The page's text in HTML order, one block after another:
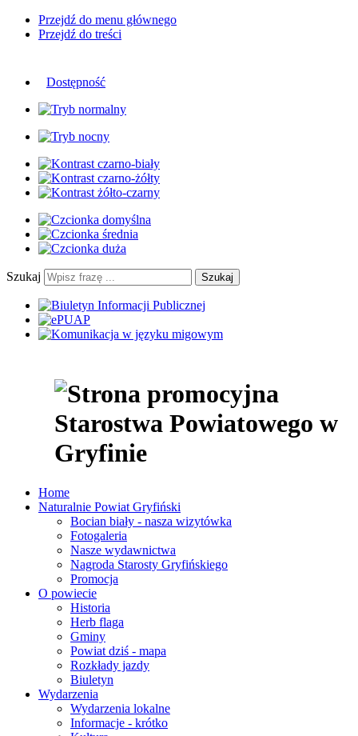
Przejdź do menu głównego
Przejdź do treści
Dostępność
Szukaj Szukaj
Home
Naturalnie Powiat Gryfiński
Bocian biały - nasza wizytówka
Fotogaleria
Nasze wydawnictwa
Nagroda Starosty Gryfińskiego
Promocja
O powiecie
Historia
Herb flaga
Gminy
Powiat dziś - mapa
Rozkłady jazdy
Biuletyn
Wydarzenia
Wydarzenia lokalne
Informacje - krótko